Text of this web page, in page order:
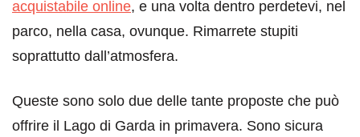
acquistabile online, e una volta dentro perdetevi, nel
parco, nella casa, ovunque. Rimarrete stupiti
soprattutto dall’atmosfera.
Queste sono solo due delle tante proposte che può
offrire il Lago di Garda in primavera. Sono sicura